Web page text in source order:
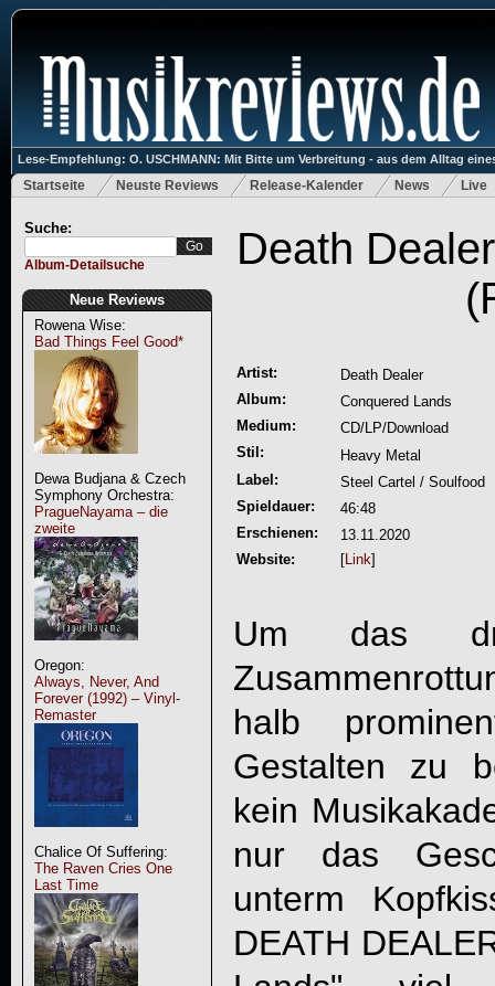
Lese-Empfehlung: O. USCHMANN: Mit Bitte um Verbreitung - aus dem Alltag
Startseite Neuste Reviews Release-Kalender News Live
Suche:
Album-Detailsuche
Neue Reviews
Rowena Wise:
Bad Things Feel Good*
Dewa Budjana & Czech
Symphony Orchestra:
PragueNayama – die
zweite
Oregon:
Always, Never, And
Forever (1992) – Vinyl-
Remaster
Chalice Of Suffering:
The Raven Cries One
Last Time
Death
Artist:
Death Dealer
Album:
Conquered Lands
Medium:
CD/LP/Download
Stil:
Heavy Metal
Label:
Steel Cartel / Soulfood
Spieldauer:
46:48
Erschienen:
13.11.2020
Website:
[Link]
Um das
halb
Gestalten zu
kein
nur das
unterm
DEATH